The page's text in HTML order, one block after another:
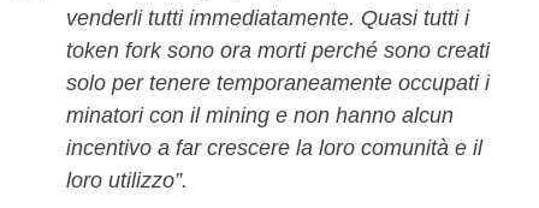
venderli tutti immediatamente. Quasi tutti i
token fork sono ora morti perché sono creati
solo per tenere temporaneamente occupati i
minatori con il mining e non hanno alcun
incentivo a far crescere la loro comunità e il
loro utilizzo”.